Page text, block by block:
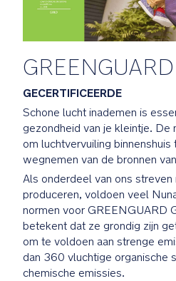
partijen
zijn
gecertificeerd
om
niet
bij
te
dragen
aan
luchtverontreiniging
binnenshuis
blootstelling
aan
chemicaliën
GECERTIFICEERDE
Schone lucht inademen is
gezondheid van je kleintje.
om luchtvervuiling
wegnemen van de bronnen
Als onderdeel van ons streven
produceren, voldoen veel
normen voor GREENGUARD
betekent dat ze grondig zijn
om te voldoen aan strenge
dan 360 vluchtige organische
chemische emissies.